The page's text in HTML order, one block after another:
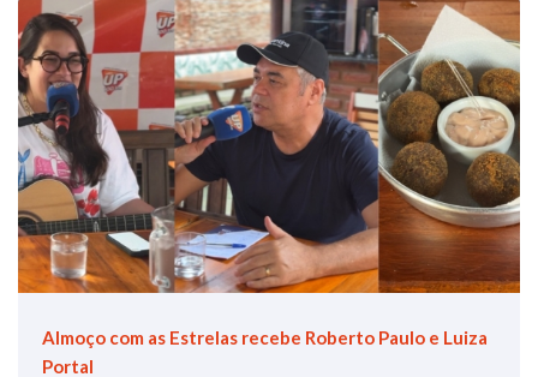
Almoço com as Estrelas recebe Roberto Paulo e Luiza
Portal